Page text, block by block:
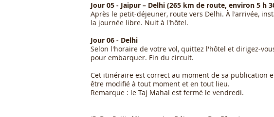
Jour 05 - Jaipur – Delhi (265 km de route, environ 5 h
Après le petit-déjeuner, route vers Delhi. À l'arrivée,
la journée libre. Nuit à l'hôtel.
Jour 06 - Delhi
Selon l'horaire de votre vol, quittez l'hôtel et dirigez-
pour embarquer. Fin du circuit.
Cet itinéraire est correct au moment de sa publication
être modifié à tout moment et en tout lieu.
Remarque : le Taj Mahal est fermé le vendredi.